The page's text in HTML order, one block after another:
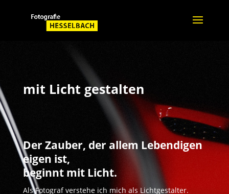
mit Licht gestalten
Der Zauber, der allem Lebendigen
eigen ist,
beginnt mit Licht.
Als Fotograf verstehe ich mich als Lichtgestalter.